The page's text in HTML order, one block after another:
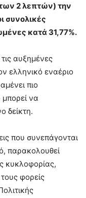
2 λεπτών) την
συνολικές
κατά 31,77%.
αυξημένες
ελληνικό εναέριο
πιο
να
δείκτη.
που συνεπάγονται
παρακολουθεί
κυκλοφορίας,
φορείς